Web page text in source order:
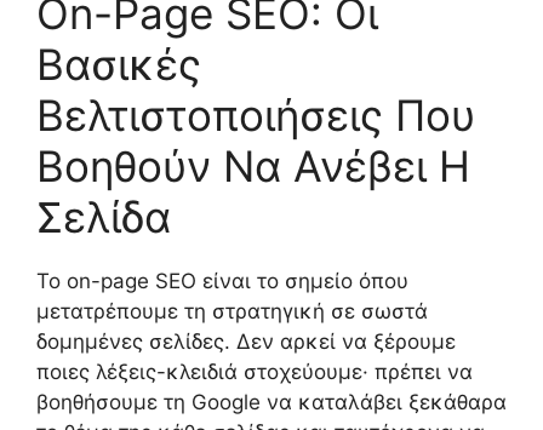
On-Page SEO: Οι
Βασικές
Βελτιστοποιήσεις Που
Βοηθούν Να Ανέβει Η
Σελίδα
Το on-page SEO είναι το σημείο όπου
μετατρέπουμε τη στρατηγική σε σωστά
δομημένες σελίδες. Δεν αρκεί να ξέρουμε
ποιες λέξεις-κλειδιά στοχεύουμε· πρέπει να
βοηθήσουμε τη Google να καταλάβει ξεκάθαρα